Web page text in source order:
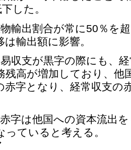
した。
輸出割合が常に50％を
輸出額に影響。
収支が黒字の際にも、
残高が増加しており、他
赤字となり、経常収支の
字は他国への資本流出
っていると考える。